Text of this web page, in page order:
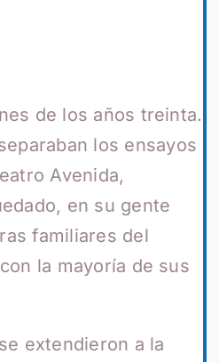
de los años treinta.
los ensayos
Avenida,
en su gente
familiares del
la mayoría de sus
extendieron a la